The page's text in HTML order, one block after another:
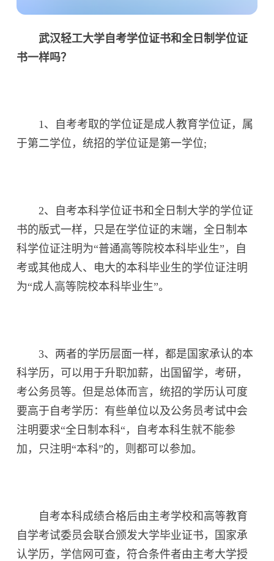
武汉轻工大学自考学位证书和全日制学位证
书一样吗？
1、自考考取的学位证是成人教育学位证，属
于第二学位，统招的学位证是第一学位;
2、自考本科学位证书和全日制大学的学位证
书的版式一样，只是在学位证的末端，全日制本
科学位证注明为“普通高等院校本科毕业生”，自
考或其他成人、电大的本科毕业生的学位证注明
为“成人高等院校本科毕业生”。
3、两者的学历层面一样，都是国家承认的本
科学历，可以用于升职加薪，出国留学，考研，
考公务员等。但是总体而言，统招的学历认可度
要高于自考学历：有些单位以及公务员考试中会
注明要求“全日制本科“，自考本科生就不能参
加，只注明“本科”的，则都可以参加。
自考本科成绩合格后由主考学校和高等教育
自学考试委员会联合颁发大学毕业证书，国家承
认学历，学信网可查，符合条件者由主考大学授